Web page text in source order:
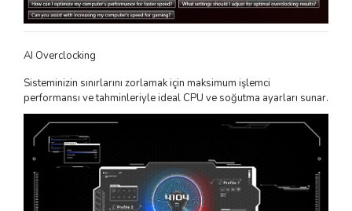
AI Overclocking
Sisteminizin sınırlarını zorlamak için maksimum işlemci
performansı ve tahminleriyle ideal CPU ve soğutma ayarları sunar.